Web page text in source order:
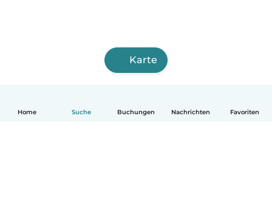
Home Suche Buchungen Nachrichten Favoriten
Karte